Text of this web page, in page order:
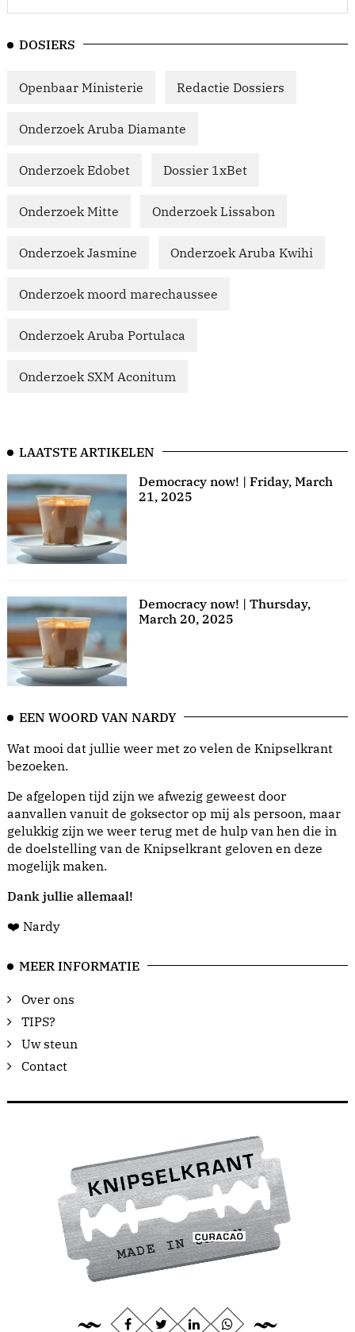
DOSIERS
Openbaar Ministerie Redactie Dossiers
Onderzoek Aruba Diamante
Onderzoek Edobet Dossier 1xBet
Onderzoek Mitte Onderzoek Lissabon
Onderzoek Jasmine Onderzoek Aruba Kwihi
Onderzoek moord marechaussee
Onderzoek Aruba Portulaca
Onderzoek SXM Aconitum
LAATSTE ARTIKELEN
Democracy now! | Friday, March
21, 2025
Democracy now! | Thursday,
March 20, 2025
EEN WOORD VAN NARDY
Wat mooi dat jullie weer met zo velen de Knipselkrant
bezoeken.
De afgelopen tijd zijn we afwezig geweest door
aanvallen vanuit de goksector op mij als persoon, maar
gelukkig zijn we weer terug met de hulp van hen die in
de doelstelling van de Knipselkrant geloven en deze
mogelijk maken.
Dank jullie allemaal!
❤️ Nardy
MEER INFORMATIE
Over ons
TIPS?
Uw steun
Contact